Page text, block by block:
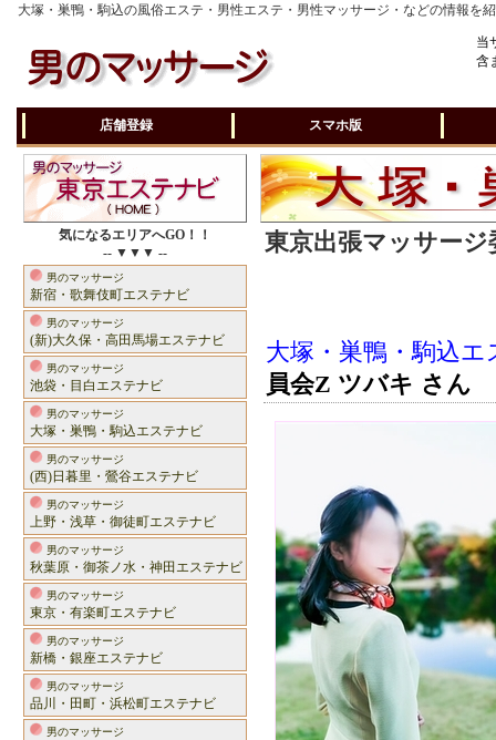
大塚・巣鴨・駒込の風俗エステ・男性エステ・男性マッサージ・などの情報を
当
含
店舗登録 スマホ版
気になるエリアへGO！！
-- ▼▼▼ --
男のマッサージ
新宿・歌舞伎町エステナビ
男のマッサージ
(新)大久保・高田馬場エステナビ
男のマッサージ
池袋・目白エステナビ
男のマッサージ
大塚・巣鴨・駒込エステナビ
男のマッサージ
(西)日暮里・鶯谷エステナビ
男のマッサージ
上野・浅草・御徒町エステナビ
男のマッサージ
秋葉原・御茶ノ水・神田エステナビ
男のマッサージ
東京・有楽町エステナビ
男のマッサージ
新橋・銀座エステナビ
男のマッサージ
品川・田町・浜松町エステナビ
男のマッサージ
東京出張マッサー
大塚・巣鴨・駒込
員会Z ツバキ さん